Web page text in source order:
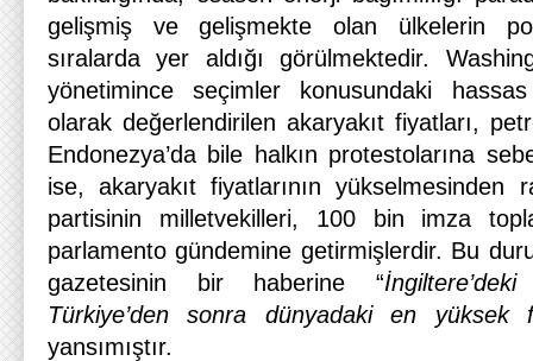
gelişmiş ve gelişmekte olan ülkelerin
sıralarda yer aldığı görülmektedir.
yönetimince seçimler konusundaki
olarak değerlendirilen akaryakıt fiyatları,
Endonezya’da bile halkın protestolarına
ise, akaryakıt fiyatlarının yükselmesinden
partisinin milletvekilleri, 100 bin imza
parlamento gündemine getirmişlerdir. Bu
gazetesinin bir haberine “
Türkiye’den sonra dünyadaki en yüksek
yansımıştır.